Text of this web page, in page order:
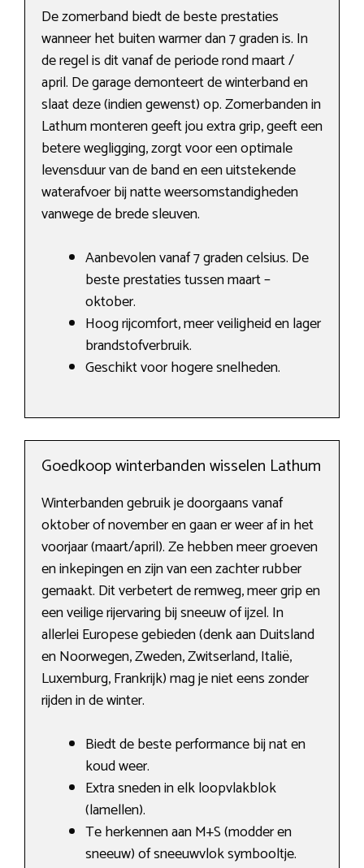
De zomerband biedt de beste prestaties
wanneer het buiten warmer dan 7 graden is. In
de regel is dit vanaf de periode rond maart /
april. De garage demonteert de winterband en
slaat deze (indien gewenst) op. Zomerbanden in
Lathum monteren geeft jou extra grip, geeft een
betere wegligging, zorgt voor een optimale
levensduur van de band en een uitstekende
waterafvoer bij natte weersomstandigheden
vanwege de brede sleuven.
Aanbevolen vanaf 7 graden celsius. De
beste prestaties tussen maart –
oktober.
Hoog rijcomfort, meer veiligheid en lager
brandstofverbruik.
Geschikt voor hogere snelheden.
Goedkoop winterbanden wisselen Lathum
Winterbanden gebruik je doorgaans vanaf
oktober of november en gaan er weer af in het
voorjaar (maart/april). Ze hebben meer groeven
en inkepingen en zijn van een zachter rubber
gemaakt. Dit verbetert de remweg, meer grip en
een veilige rijervaring bij sneeuw of ijzel. In
allerlei Europese gebieden (denk aan Duitsland
en Noorwegen, Zweden, Zwitserland, Italië,
Luxemburg, Frankrijk) mag je niet eens zonder
rijden in de winter.
Biedt de beste performance bij nat en
koud weer.
Extra sneden in elk loopvlakblok
(lamellen).
Te herkennen aan M+S (modder en
sneeuw) of sneeuwvlok symbooltje.